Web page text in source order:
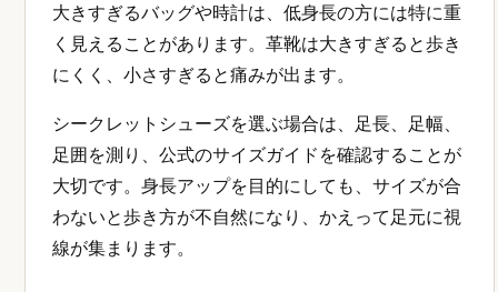
大きすぎるバッグや時計は、低身長の方には特に重
く見えることがあります。革靴は大きすぎると歩き
にくく、小さすぎると痛みが出ます。
シークレットシューズを選ぶ場合は、足長、足幅、
足囲を測り、公式のサイズガイドを確認することが
大切です。身長アップを目的にしても、サイズが合
わないと歩き方が不自然になり、かえって足元に視
線が集まります。